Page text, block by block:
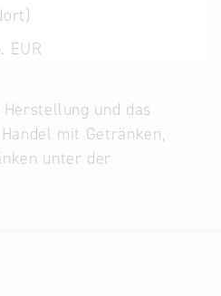
Alternative
Datenbanken
aus
EUR
Herstellung und das
mit Getränken,
unter der